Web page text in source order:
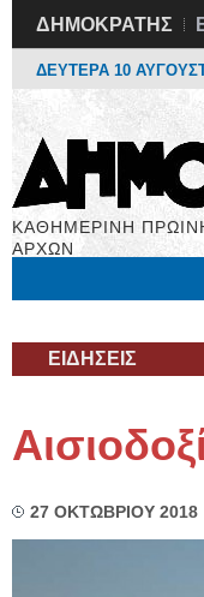
ΔΗΜΟΚΡΑΤΗΣ
ΔΕΥΤΕΡΑ 10
ΚΑΘΗΜΕΡΙΝΗ
ΑΡΧΩΝ
ΕΙΔΗΣΕΙΣ
27 ΟΚΤΩΒΡΙΟΥ 2018